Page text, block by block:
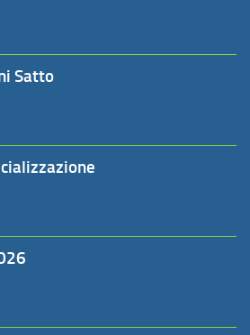
Satto